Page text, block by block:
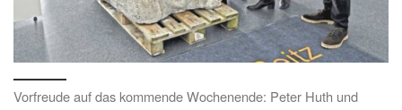
Vorfreude auf das kommende Wochenende: Peter Huth und